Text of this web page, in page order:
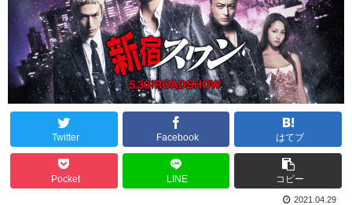
Twitter Facebook はてブ
Pocket LINE コピー
2021.04.29